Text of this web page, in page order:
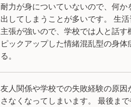
耐力が身についていないので、何
出してしまうことが多いです。 生
主張が強いので、学校では人と話
ピックアップした情緒混乱型の身
る。
友人関係や学校での失敗経験の原
さなくなってしまいます。 最後ま